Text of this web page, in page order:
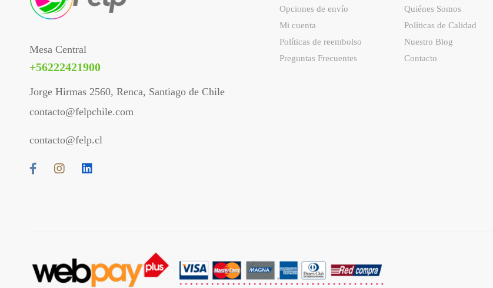
Mesa Central
+56222421900
Jorge Hirmas 2560, Renca, Santiago de Chile
contacto@felpchile.com
contacto@felp.cl
Opciones de envío
Mi cuenta
Políticas de reembolso
Preguntas Frecuentes
Quiénes Somos
Políticas de Calidad
Nuestro Blog
Contacto